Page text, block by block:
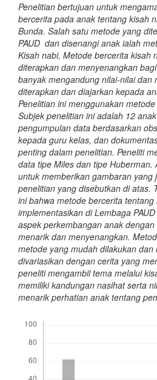
Penelitian bertujuan untuk
bercerita pada anak tentang kisah
Bunda. Salah satu metode yang
PAUD dan disenangi anak ialah
Kisah nabi, Metode bercerita kisah
diterapkan dan menyenangkan
banyak mengandung nilai-nilai
diterapkan dan diajarkan kepada
Penelitian ini menggunakan
Subjek penelitian ini adalah 12
pengumpulan data berdasarkan
kepada guru kelas, dan
penting dalam penelitian. Peneliti
data tipe Miles dan tipe Huberman.
untuk memberikan gambaran yang
penelitian yang disebutkan di atas.
ini bahwa metode bercerita
implementasikan di Lembaga
aspek perkembangan anak
menarik dan menyenangkan.
metode yang mudah dilakukan dan
divariasikan dengan cerita yang
peneliti mengambil tema melalui
memiliki kandungan nasihat serta
menarik perhatian anak tentang